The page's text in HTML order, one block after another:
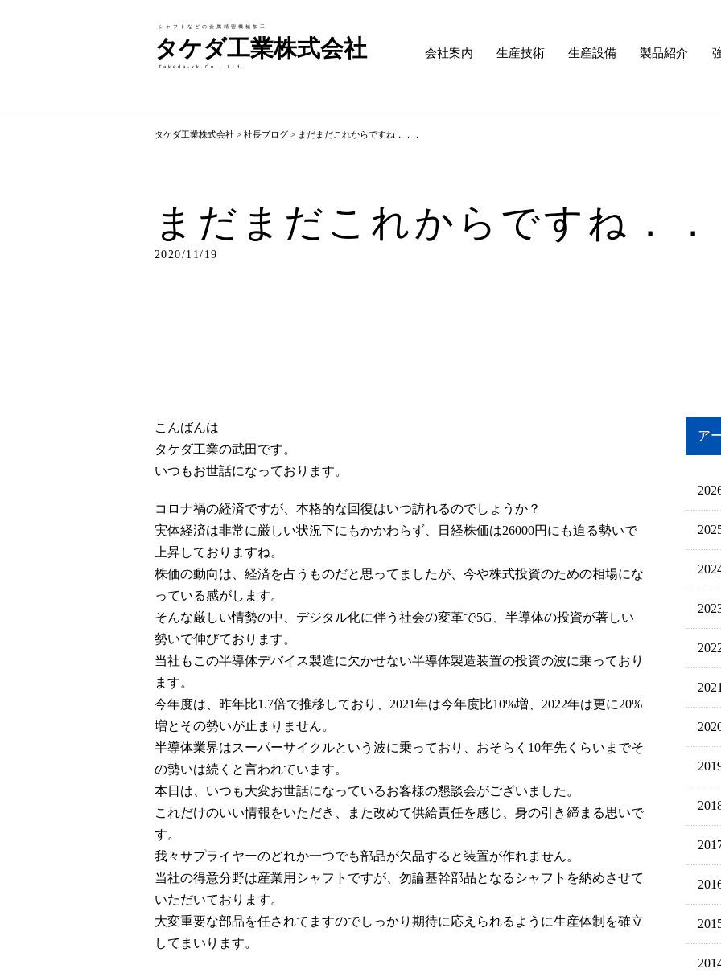
シャフトなどの金属精密機械加工
タケダ工業株式会社
Takeda-kk.Co., Ltd.
会社案内 生産技術 生産設備 製品紹介
タケダ工業株式会社 > 社長ブログ > まだまだこれからですね．．．
まだまだこれからですね．．
2020/11/19
こんばんは
タケダ工業の武田です。
いつもお世話になっております。
コロナ禍の経済ですが、本格的な回復はいつ訪れるのでしょうか？
実体経済は非常に厳しい状況下にもかかわらず、日経株価は26000円にも迫る勢いで
上昇しておりますね。
株価の動向は、経済を占うものだと思ってましたが、今や株式投資のための相場にな
っている感がします。
そんな厳しい情勢の中、デジタル化に伴う社会の変革で5G、半導体の投資が著しい
勢いで伸びております。
当社もこの半導体デバイス製造に欠かせない半導体製造装置の投資の波に乗っており
ます。
今年度は、昨年比1.7倍で推移しており、2021年は今年度比10%増、2022年は更に20%
増とその勢いが止まりません。
半導体業界はスーパーサイクルという波に乗っており、おそらく10年先くらいまでそ
の勢いは続くと言われています。
本日は、いつも大変お世話になっているお客様の懇談会がございました。
これだけのいい情報をいただき、また改めて供給責任を感じ、身の引き締まる思いで
す。
我々サプライヤーのどれか一つでも部品が欠品すると装置が作れません。
当社の得意分野は産業用シャフトですが、勿論基幹部品となるシャフトを納めさせて
いただいております。
大変重要な部品を任されてますのでしっかり期待に応えられるように生産体制を確立
してまいります。
ア
2021